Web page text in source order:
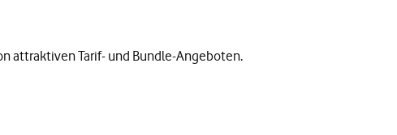
attraktiven Tarif- und Bundle-Angeboten.